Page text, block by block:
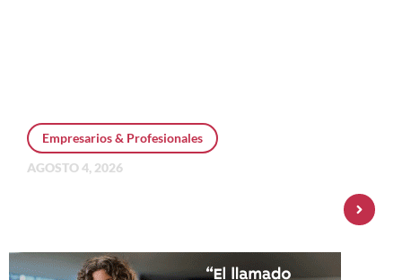
Empresarios & Profesionales
AGOSTO 4, 2026